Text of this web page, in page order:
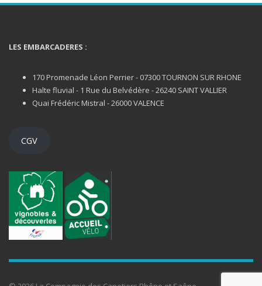
LES EMBARCADERES :
170 Promenade Léon Perrier - 07300 TOURNON SUR RHONE
Halte fluvial - 1 Rue du Belvédère - 26240 SAINT VALLIER
Quai Frédéric Mistral - 26000 VALENCE
CGV